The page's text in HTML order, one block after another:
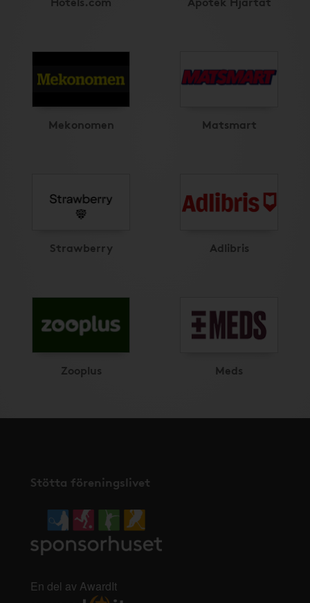
Mekonomen Matsmart
Strawberry Adlibris
Zooplus Meds
Stötta föreningslivet
En del av AwardIt